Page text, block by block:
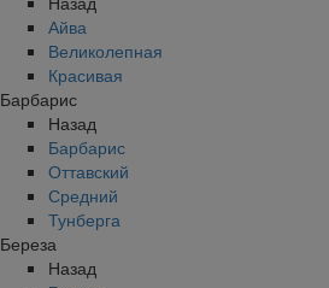
Айва
Великолепная
Красивая
Барбарис
Назад
Барбарис
Оттавский
Средний
Тунберга
Береза
Назад